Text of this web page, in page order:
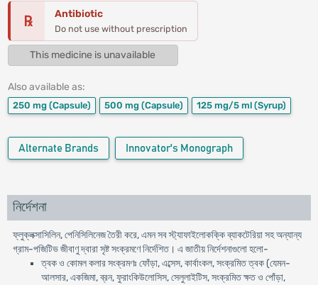
℞ Antibiotic
Do not use without prescription
This medicine is unavailable
Also available as:
250 mg (Capsule) 500 mg (Capsule) 125 mg/5 ml (Syrup)
Alternate Brands Innovator's Monograph
নির্দেশনা
ফ্লুক্লক্সাসিলিন, পেনিসিলিনেজ তৈরী করে, এমন সব স্ট্যাফাইলোকক্কি ব্যাকটেরিয়া সহ অন্যান্য
গ্রাম-পজিটিভ জীবাণু দ্বারা সৃষ্ট সংক্রমণে নির্দেশিত। এ জাতীয় নির্দেশনাগুলো হলো-
ত্বক ও কোমল কলার সংক্রমণঃ ফোঁড়া, এব্সেস, কার্বাংকল, সংক্রমিত ত্বক (যেমন-
আলসার, একজিমা, ব্রন, ফুরাংকিউলোসিস, সেলুলাইটিস, সংক্রমিত ক্ষত ও পোঁড়া,